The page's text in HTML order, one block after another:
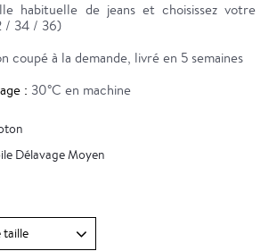
habituelle de jeans et choisissez votre
/ 34 / 36)
coupé à la demande, livré en 5 semaines
: 30°C en machine
Délavage Moyen